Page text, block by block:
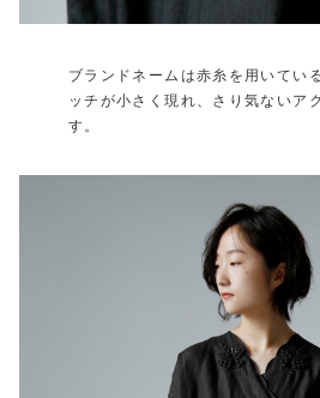
ブランドネームは赤糸を用いてい
ッチが小さく現れ、さり気ないア
す。